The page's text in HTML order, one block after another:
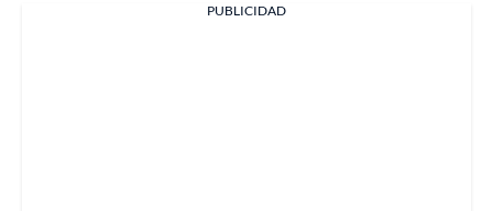
PUBLICIDAD